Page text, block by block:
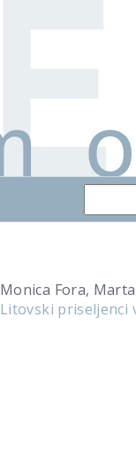
Monica Fora,
Litovski priseljenci